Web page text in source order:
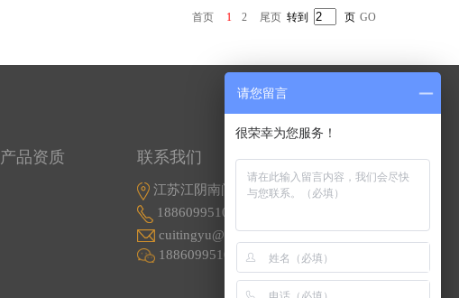
首页 1 2 尾页 转到 页 GO
产品资质 联系我们
江苏江阴南闸东盟工业园东盟路5号
18860995107
cuitingyu@email.acrel.cn
18860995107
请您留言
很荣幸为您服务！